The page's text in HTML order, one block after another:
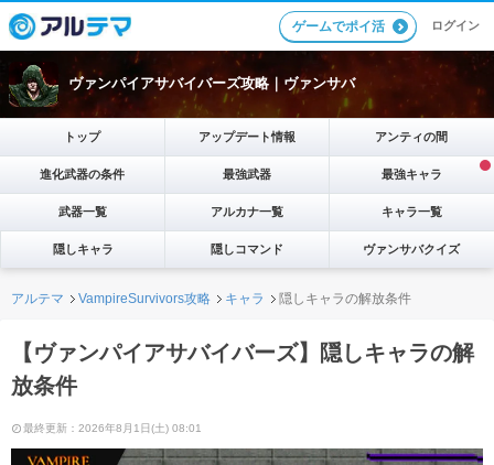
ゲームでポイ活 ログイン
ヴァンパイアサバイバーズ攻略｜ヴァンサバ
トップ アップデート情報 アンティの間
進化武器の条件 最強武器 最強キャラ
武器一覧 アルカナ一覧 キャラ一覧
隠しキャラ 隠しコマンド ヴァンサバクイズ
アルテマ VampireSurvivors攻略 キャラ 隠しキャラの解放条件
【ヴァンパイアサバイバーズ】隠しキャラの解
放条件
最終更新：2026年8月1日(土) 08:01